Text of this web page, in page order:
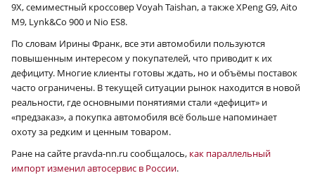
9X, семиместный кроссовер Voyah Taishan, а также XPeng G9, Aito
M9, Lynk&Co 900 и Nio ES8.
По словам Ирины Франк, все эти автомобили пользуются
повышенным интересом у покупателей, что приводит к их
дефициту. Многие клиенты готовы ждать, но и объёмы поставок
часто ограничены. В текущей ситуации рынок находится в новой
реальности, где основными понятиями стали «дефицит» и
«предзаказ», а покупка автомобиля всё больше напоминает
охоту за редким и ценным товаром.
Ране на сайте pravda-nn.ru сообщалось, как параллельный
импорт изменил автосервис в России.